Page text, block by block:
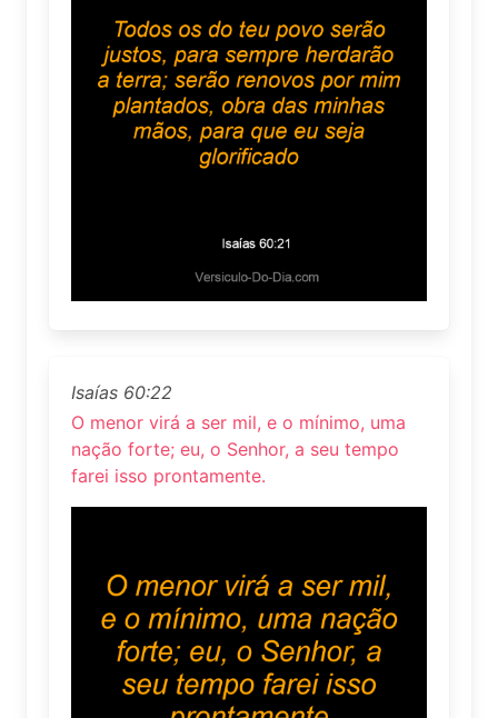
Isaías 60:22
O menor virá a ser mil, e o mínimo, uma
nação forte; eu, o Senhor, a seu tempo
farei isso prontamente.